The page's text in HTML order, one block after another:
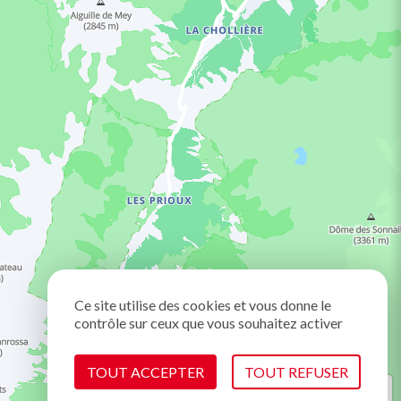
Ce site utilise des cookies et vous donne le
contrôle sur ceux que vous souhaitez activer
TOUT ACCEPTER TOUT REFUSER